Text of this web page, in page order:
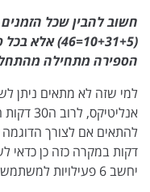
חשוב להבין שכל
הספירה מתחילה
למי שזה לא מתאים ניתן
דקות במקרה כזה כן כדאי
יחשב 6 פעילויות למשתמש אחד.